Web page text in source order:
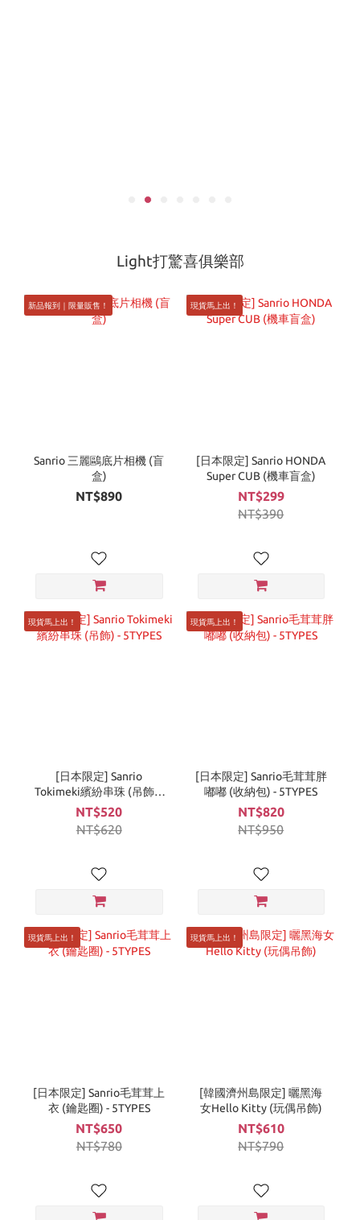
Light打驚喜俱樂部
新品報到｜限量販售！
Sanrio 三麗鷗底片相機 (盲
盒)
NT$890
現貨馬上出！
[日本限定] Sanrio HONDA
Super CUB (機車盲盒)
NT$299
NT$390
現貨馬上出！
[日本限定] Sanrio
Tokimeki繽紛串珠 (吊飾) -
5TYPES
NT$520
NT$620
現貨馬上出！
[日本限定] Sanrio毛茸茸胖
嘟嘟 (收納包) - 5TYPES
NT$820
NT$950
現貨馬上出！
[日本限定] Sanrio毛茸茸上
衣 (鑰匙圈) - 5TYPES
NT$650
NT$780
現貨馬上出！
[韓國濟州島限定] 曬黑海
女Hello Kitty (玩偶吊飾)
NT$610
NT$790